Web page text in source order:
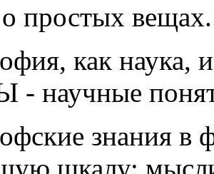
простых
как наука,
научные
знания в
шкалу: